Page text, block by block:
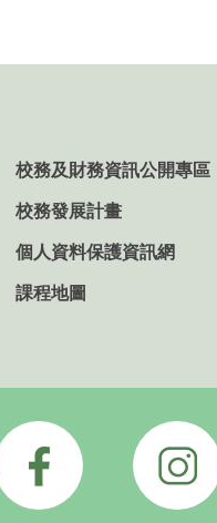
校務及財務資訊公開專區
校務發展計畫
個人資料保護資訊網
課程地圖